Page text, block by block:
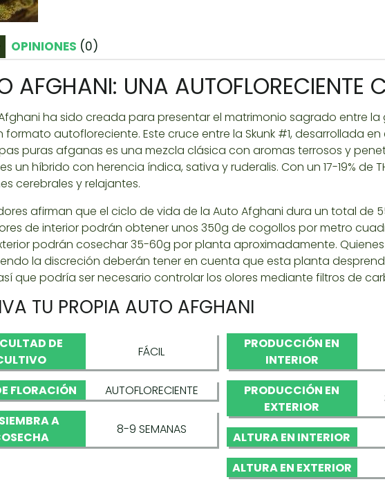
OPINIONES (0)
AFGHANI: UNA AUTOFLORECIENTE
ha sido creada para presentar el matrimonio sagrado entre
formato autofloreciente. Este cruce entre la Skunk #1, desarrollada en
puras afganas es una mezcla clásica con aromas terrosos y
un híbrido con herencia índica, sativa y ruderalis. Con un 17-19% de
cerebrales y relajantes.
afirman que el ciclo de vida de la Auto Afghani dura un total de
de interior podrán obtener unos 350g de cogollos por metro
podrán cosechar 35-60g por planta aproximadamente.
la discreción deberán tener en cuenta que esta planta
que podría ser necesario controlar los olores mediante filtros de
TU PROPIA AUTO AFGHANI
DE
FÁCIL
FLORACIÓN
AUTOFLORECIENTE
A
8-9 SEMANAS
PRODUCCIÓN EN
INTERIOR
PRODUCCIÓN EN
EXTERIOR
ALTURA EN INTERIOR
ALTURA EN EXTERIOR